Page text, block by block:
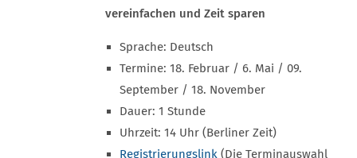
vereinfachen und Zeit sparen
Sprache: Deutsch
Termine: 18. Februar / 6. Mai / 09.
September / 18. November
Dauer: 1 Stunde
Uhrzeit: 14 Uhr (Berliner Zeit)
Registrierungslink (Die Terminauswahl